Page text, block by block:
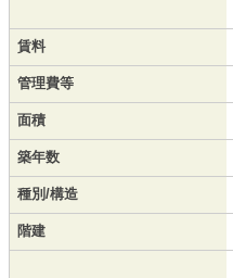
賃料
管理費等
面積
築年数
種別/構造
階建